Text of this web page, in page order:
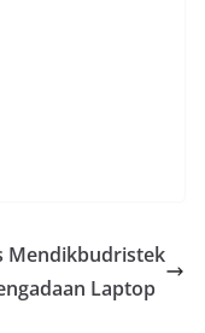
Mendikbudristek
Laptop